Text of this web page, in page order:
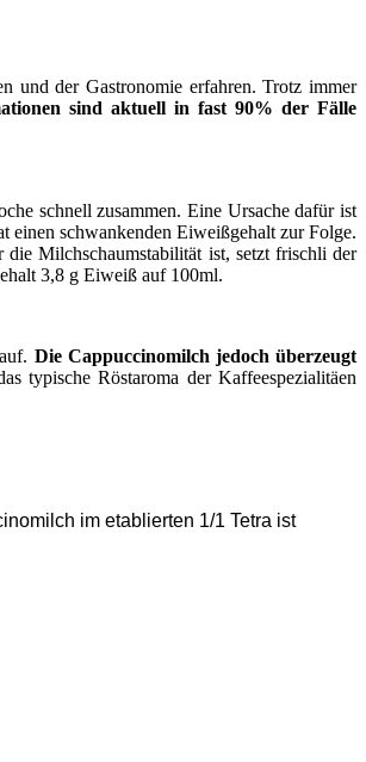
und der Gastronomie erfahren. Trotz immer
sind aktuell in fast 90% der Fälle
schnell zusammen. Eine Ursache dafür ist
einen schwankenden Eiweißgehalt zur Folge.
Milchschaumstabilität ist, setzt frischli der
3,8 g Eiweiß auf 100ml.
Die Cappuccinomilch jedoch überzeugt
typische Röstaroma der Kaffeespezialitäen
im etablierten 1/1 Tetra ist